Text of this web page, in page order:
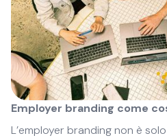
Employer branding come
L’employer branding non è